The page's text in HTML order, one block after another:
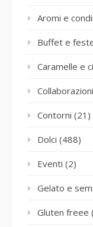
Aromi e
Buffet e
Caramelle e
Collaborazioni
Contorni (21)
Dolci (488)
Eventi (2)
Gelato e
Gluten freee